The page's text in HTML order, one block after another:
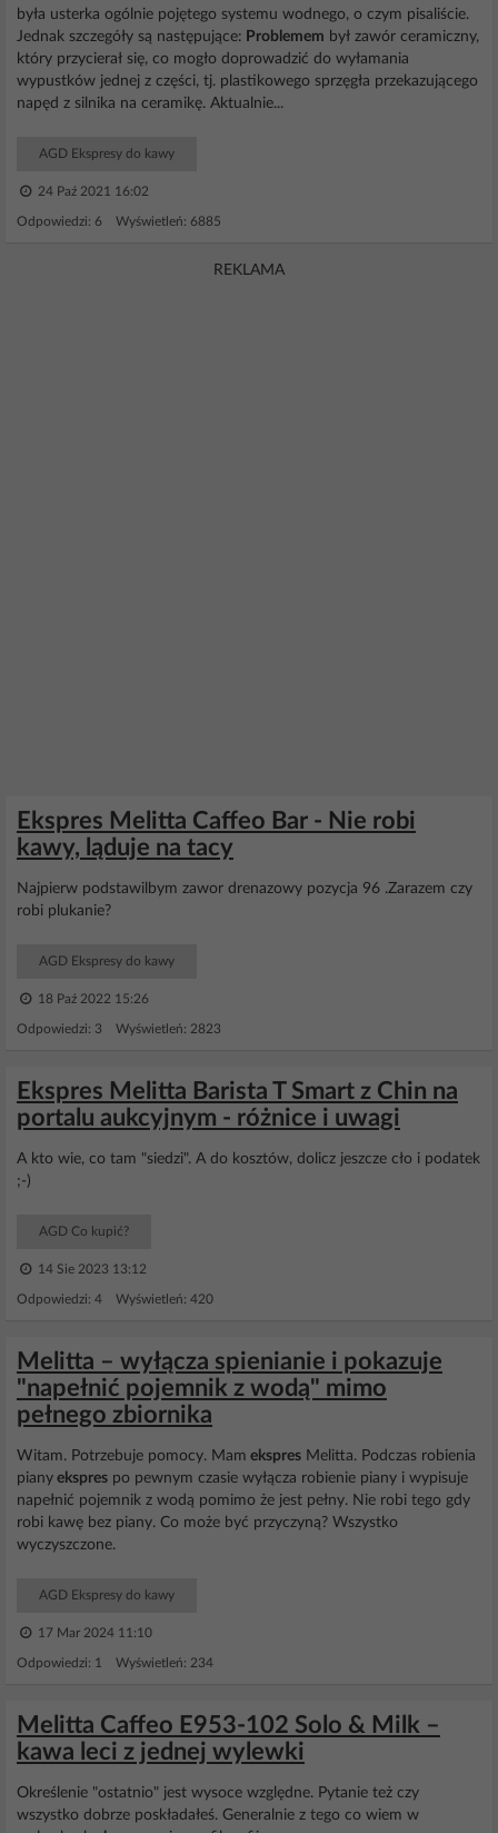
była usterka ogólnie pojętego systemu wodnego, o czym pisaliście.
Jednak szczegóły są następujące: Problemem był zawór ceramiczny,
który przycierał się, co mogło doprowadzić do wyłamania
wypustków jednej z części, tj. plastikowego sprzęgła przekazującego
napęd z silnika na ceramikę. Aktualnie...
AGD Ekspresy do kawy
24 Paź 2021 16:02
Odpowiedzi: 6 Wyświetleń: 6885
REKLAMA
Ekspres Melitta Caffeo Bar - Nie robi
kawy, ląduje na tacy
Najpierw podstawilbym zawor drenazowy pozycja 96 .Zarazem czy
robi plukanie?
AGD Ekspresy do kawy
18 Paź 2022 15:26
Odpowiedzi: 3 Wyświetleń: 2823
Ekspres Melitta Barista T Smart z Chin na
portalu aukcyjnym - różnice i uwagi
A kto wie, co tam "siedzi". A do kosztów, dolicz jeszcze cło i podatek
;-)
AGD Co kupić?
14 Sie 2023 13:12
Odpowiedzi: 4 Wyświetleń: 420
Melitta – wyłącza spienianie i pokazuje
"napełnić pojemnik z wodą" mimo
pełnego zbiornika
Witam. Potrzebuje pomocy. Mam ekspres Melitta. Podczas robienia
piany ekspres po pewnym czasie wyłącza robienie piany i wypisuje
napełnić pojemnik z wodą pomimo że jest pełny. Nie robi tego gdy
robi kawę bez piany. Co może być przyczyną? Wszystko
wyczyszczone.
AGD Ekspresy do kawy
17 Mar 2024 11:10
Odpowiedzi: 1 Wyświetleń: 234
Melitta Caffeo E953-102 Solo & Milk –
kawa leci z jednej wylewki
Określenie "ostatnio" jest wysoce względne. Pytanie też czy
wszystko dobrze poskładałeś. Generalnie z tego co wiem w